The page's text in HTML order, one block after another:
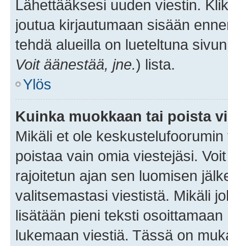
Lähettääksesi uuden viestin.
joutua kirjautumaan sisään
tehdä alueilla on lueteltuna
Voit äänestää, jne.) lista.
Ylös
Kuinka muokkaan tai poista
Mikäli et ole
poistaa vain omia viestejäsi.
rajoitetun ajan sen luomisen
valitsemastasi viestistä. Mikäli
lisätään pieni teksti
lukemaan viestiä. Tässä on